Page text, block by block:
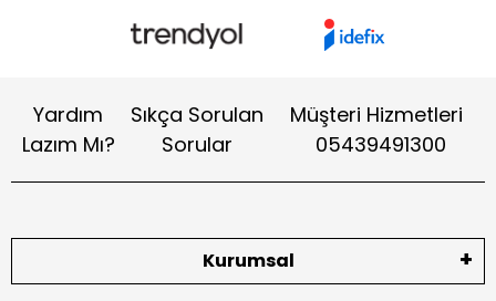
Yardım
Lazım Mı?
Sıkça Sorulan
Sorular
Müşteri Hizmetleri
05439491300
Kurumsal